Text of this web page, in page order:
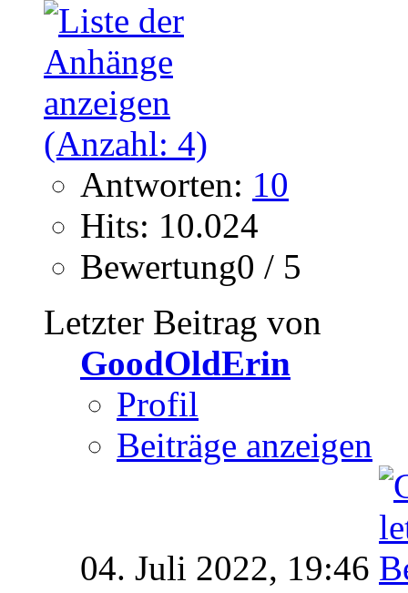
Antworten: 10
Hits: 10.024
Bewertung0 / 5
Letzter Beitrag von
GoodOldErin
Profil
Beiträge anzeigen
04. Juli 2022, 19:46